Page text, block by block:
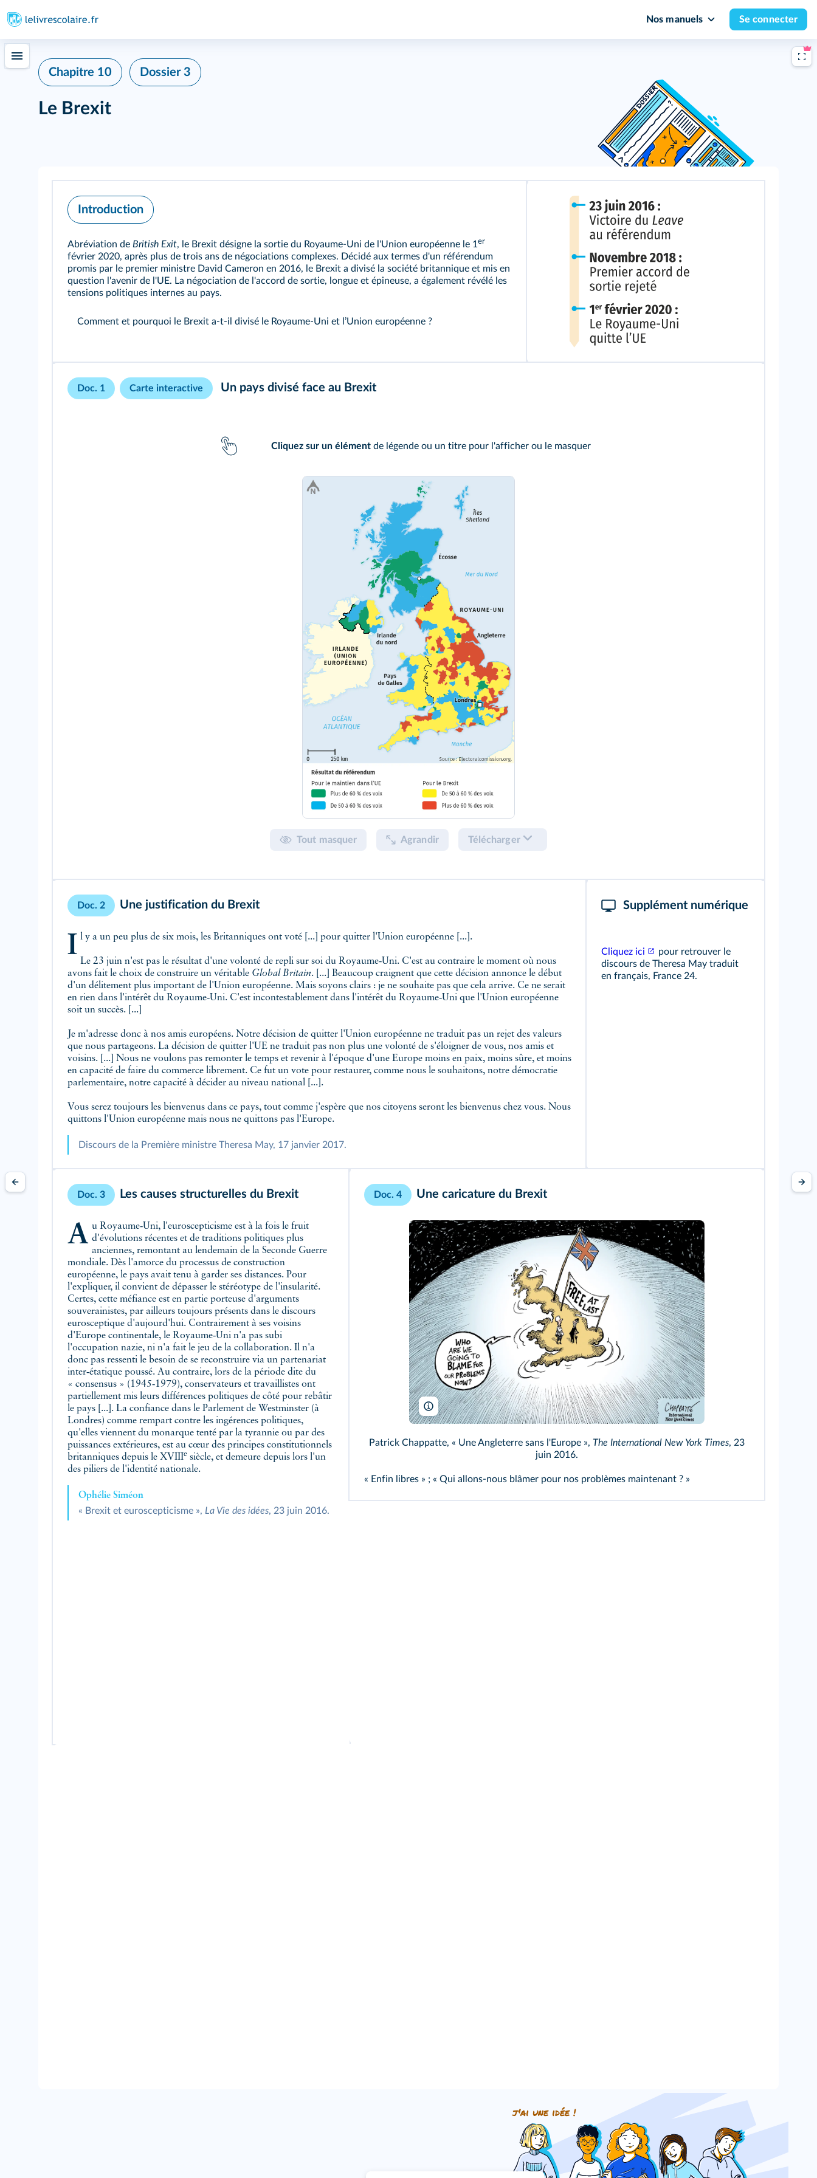
Nos manuels Se connecter
Chapitre 10 Dossier 3
Le Brexit
Introduction
Abréviation de British Exit, le Brexit désigne la sortie du Royaume‑Uni de l'Union européenne le 1er
février 2020, après plus de trois ans de négociations complexes. Décidé aux termes d'un référendum
promis par le premier ministre David Cameron en 2016, le Brexit a divisé la société britannique et mis en
question l'avenir de l'UE. La négociation de l'accord de sortie, longue et épineuse, a également révélé les
tensions politiques internes au pays.
Comment et pourquoi le Brexit a‑t‑il divisé le Royaume‑Uni et lʼUnion européenne ?
Doc. 1 Carte interactive Un pays divisé face au Brexit
Cliquez sur un élément de légende ou un titre pour l'afficher ou le masquer
Tout masquer Agrandir Télécharger
Doc. 2 Une justification du Brexit
Il y a un peu plus de six mois, les Britanniques ont voté [...] pour quitter l'Union européenne [...].
Le 23 juin n'est pas le résultat d'une volonté de repli sur soi du Royaume‑Uni. C'est au contraire le moment où nous
avons fait le choix de construire un véritable Global Britain. [...] Beaucoup craignent que cette décision annonce le début
d'un délitement plus important de l'Union européenne. Mais soyons clairs : je ne souhaite pas que cela arrive. Ce ne serait
en rien dans l'intérêt du Royaume‑Uni. C'est incontestablement dans l'intérêt du Royaume‑Uni que l'Union européenne
soit un succès. [...]
Je m'adresse donc à nos amis européens. Notre décision de quitter l'Union européenne ne traduit pas un rejet des valeurs
que nous partageons. La décision de quitter l'UE ne traduit pas non plus une volonté de s'éloigner de vous, nos amis et
voisins. [...] Nous ne voulons pas remonter le temps et revenir à l'époque d'une Europe moins en paix, moins sûre, et moins
en capacité de faire du commerce librement. Ce fut un vote pour restaurer, comme nous le souhaitons, notre démocratie
parlementaire, notre capacité à décider au niveau national [...].
Vous serez toujours les bienvenus dans ce pays, tout comme j'espère que nos citoyens seront les bienvenus chez vous. Nous
quittons l'Union européenne mais nous ne quittons pas l'Europe.
Discours de la Première ministre Theresa May, 17 janvier 2017.
Supplément numérique
Cliquez ici
pour retrouver le
discours de Theresa May traduit
en français, France 24.
Doc. 3 Les causes structurelles du Brexit
Au Royaume‑Uni, l'euroscepticisme est à la fois le fruit d'évolutions récentes et de traditions politiques plus
anciennes, remontant au lendemain de la Seconde Guerre
mondiale. Dès l'amorce du processus de construction
européenne, le pays avait tenu à garder ses distances. Pour
l'expliquer, il convient de dépasser le stéréotype de l'insularité.
Certes, cette méfiance est en partie porteuse d'arguments
souverainistes, par ailleurs toujours présents dans le discours
eurosceptique d'aujourd'hui. Contrairement à ses voisins
d'Europe continentale, le Royaume‑Uni n'a pas subi
l'occupation nazie, ni n'a fait le jeu de la collaboration. Il n'a
donc pas ressenti le besoin de se reconstruire via un partenariat
inter‑étatique poussé. Au contraire, lors de la période dite du
« consensus » (1945‑1979), conservateurs et travaillistes ont
partiellement mis leurs différences politiques de côté pour rebâtir
le pays [...]. La confiance dans le Parlement de Westminster (à
Londres) comme rempart contre les ingérences politiques,
qu'elles viennent du monarque tenté par la tyrannie ou par des
puissances extérieures, est au cœur des principes constitutionnels
britanniques depuis le XVIIIe siècle, et demeure depuis lors l'un
des piliers de l'identité nationale.
Ophélie Siméon
« Brexit et euroscepticisme », La Vie des idées, 23 juin 2016.
Doc. 4 Une caricature du Brexit
Chappatte dans The International New York Times
Patrick Chappatte, « Une Angleterre sans l'Europe », The International New York Times, 23
juin 2016.
« Enfin libres » ; « Qui allons‑nous blâmer pour nos problèmes maintenant ? »
j'ai une idée !